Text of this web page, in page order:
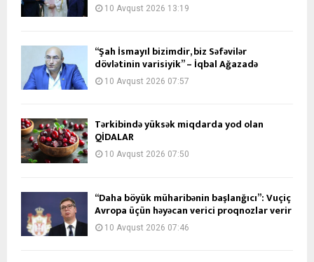
10 Avqust 2026 13:19
“Şah İsmayıl bizimdir, biz Səfəvilər
dövlətinin varisiyik” – İqbal Ağazadə
10 Avqust 2026 07:57
Tərkibində yüksək miqdarda yod olan
QİDALAR
10 Avqust 2026 07:50
“Daha böyük müharibənin başlanğıcı”: Vuçiç
Avropa üçün həyəcan verici proqnozlar verir
10 Avqust 2026 07:46